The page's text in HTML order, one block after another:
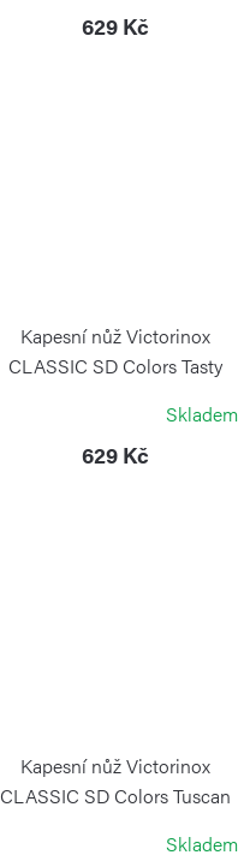
629 Kč
Kapesní nůž Victorinox
CLASSIC SD Colors Tasty
Skladem
629 Kč
Kapesní nůž Victorinox
CLASSIC SD Colors Tuscan
Skladem